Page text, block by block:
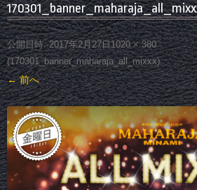
公開日時: 2017年2月27日1020 × 380
(170301_banner_maharaja_all_mixxx)
← 前へ